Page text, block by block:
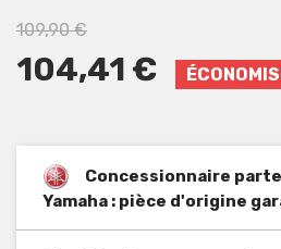
109,90 €
104,41 €
Concessionnaire
Yamaha : pièce d'origine